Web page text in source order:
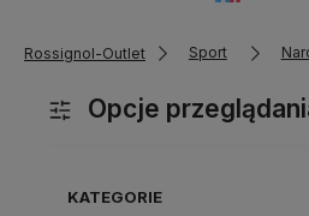
Rossignol-Outlet Sport
Opcje
KATEGORIE